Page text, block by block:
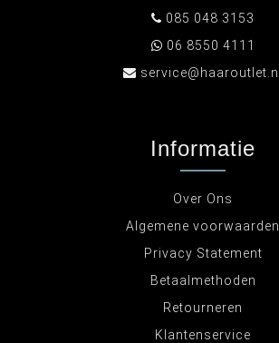
085 048 3153
06 8550 4111
service@haaroutlet.nl
Informatie
Over Ons
Algemene voorwaarden
Privacy Statement
Betaalmethoden
Retourneren
Klantenservice